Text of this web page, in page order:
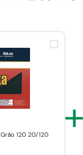
120 20/120 +